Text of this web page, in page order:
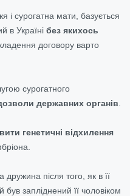
і сурогатна мати, базується
в Україні без якихось
договору варто
сурогатного
державних органів
генетичні відхилення
після того, як в її
запліднений її чоловіком